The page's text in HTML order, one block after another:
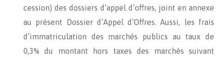
cession) des dossiers d’appel d’offres, joint en annexe
au présent Dossier d’Appel d’Offres. Aussi, les frais
d’immatriculation des marchés publics au taux de
0,3% du montant hors taxes des marchés suivant